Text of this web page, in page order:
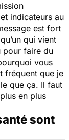
indicateurs au
est fort
qui vient
pour faire du
vous
fréquent que je
que ça. Il faut
en plus
sont